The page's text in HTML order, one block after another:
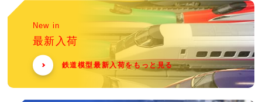
New in
最新入荷
鉄道模型最新入荷をもっと見る